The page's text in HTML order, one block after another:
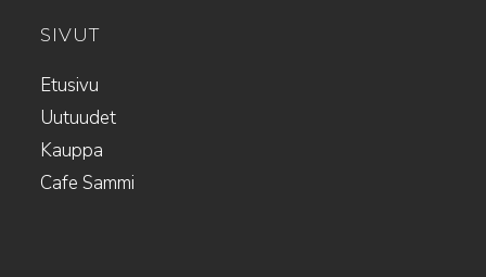
SIVUT
Etusivu
Uutuudet
Kauppa
Cafe Sammi